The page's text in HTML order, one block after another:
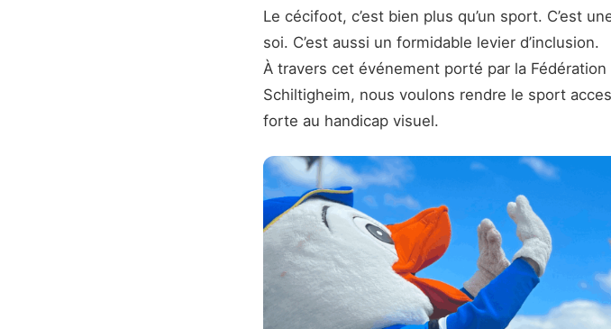
Le cécifoot, c’est bien plus qu’un sport. C’est
soi. C’est aussi un formidable levier d’inclusion.
À travers cet événement porté par la
Schiltigheim, nous voulons rendre le sport
forte au handicap visuel.